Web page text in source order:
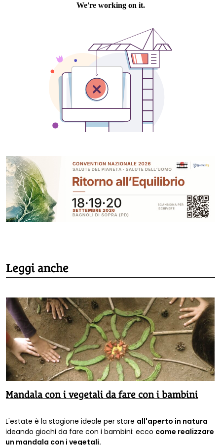
Leggi anche
Mandala con i vegetali da fare con i bambini
L'estate è la stagione ideale per stare all'aperto in natura
ideando giochi da fare con i bambini: ecco come realizzare
un mandala con i vegetali.